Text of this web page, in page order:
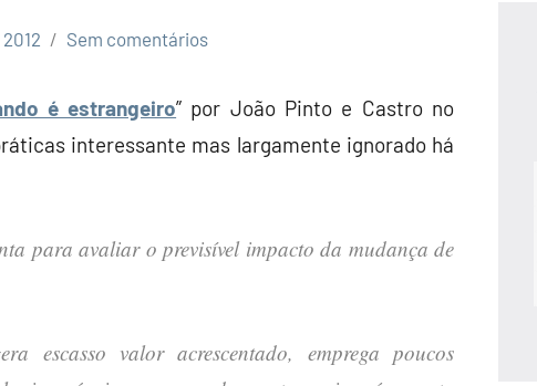
2012 Sem comentários
é estrangeiro” por João Pinto e Castro no
interessante mas largamente ignorado há
para avaliar o previsível impacto da mudança de
escasso valor acrescentado, emprega poucos